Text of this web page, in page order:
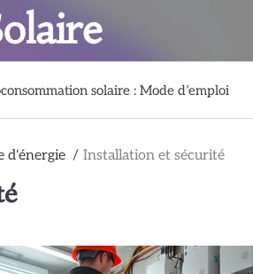
solaire : Mode d’emploi
d'énergie Installation et sécurité